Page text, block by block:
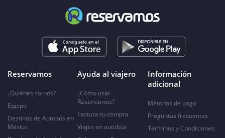
Reservamos
¿Quiénes somos?
Equipo
Destinos de Autobús en
México
Ayuda al viajero
¿Cómo usar
Reservamos?
Factura tu compra
Viajes en autobús
Información
adicional
Métodos de pago
Preguntas frecuentes
Términos y Condiciones